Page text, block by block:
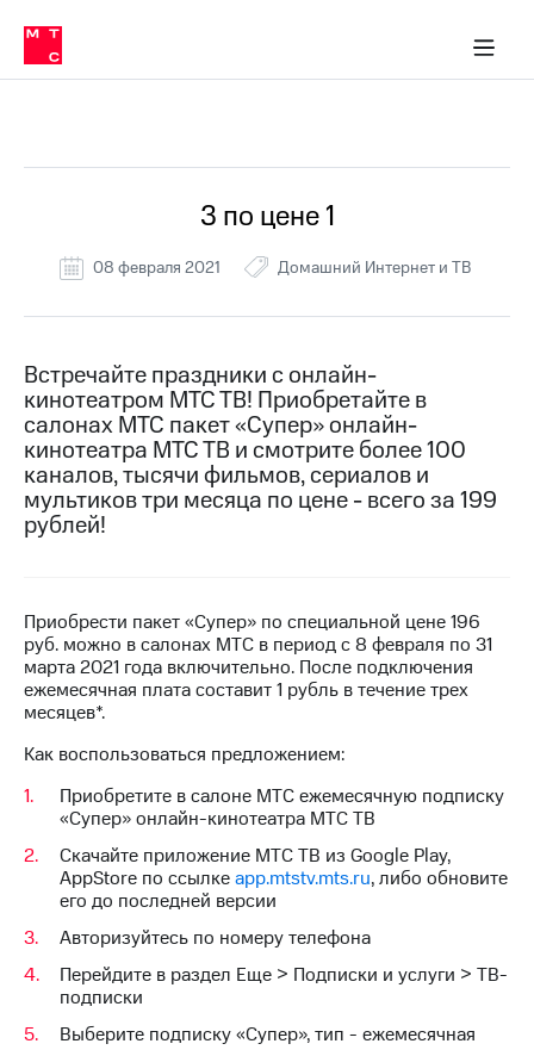
связь
Сервисы и подписки
30% на связь
кабинеты
Мобильная
и
Спутниковое
ТВ
Деньги
связь
Перенести
номер
в МТС
Тарифы
Услуги
Семейная
группа
Заказать
карту
Оформить
eSIM
SIM-
карта
для
иностранцев
Оформить
чистый
номер
в МТС
Роуминг
кабинет
Скачать
приложение
Мой
МТС
Акции
Скидка 30%
RED,
РИИЛ
и МТС
Супер
дешевле
оплате
МТС
Деньги
Выберите
и подключите
ТВ
с выгодным
тарифом
Тарифы
3 по цене 1
08 февраля 2021 Домашний Интернет и ТВ
Встречайте праздники с онлайн-
кинотеатром МТС ТВ! Приобретайте в
салонах МТС пакет «Супер» онлайн-
кинотеатра МТС ТВ и смотрите более 100
каналов, тысячи фильмов, сериалов и
мультиков три месяца по цене - всего за 199
рублей!
Приобрести пакет «Супер» по специальной цене 196
руб. можно в салонах МТС в период с 8 февраля по 31
марта 2021 года включительно. После подключения
ежемесячная плата составит 1 рубль в течение трех
месяцев*.
Как воспользоваться предложением:
Приобретите в салоне МТС ежемесячную подписку
«Супер» онлайн-кинотеатра МТС ТВ
Скачайте приложение МТС ТВ из Google Play,
AppStore по ссылкеapp.mtstv.mts.ru, либо обновите
его до последней версии
Авторизуйтесь по номеру телефона
Перейдите в раздел Еще > Подписки и услуги > ТВ-
подписки
Выберите подписку «Супер», тип - ежемесячная